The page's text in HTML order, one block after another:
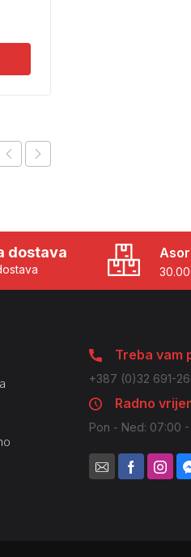
dostava
Treba vam
+387 (0)32 691-
Radno
Pon - Ned: 07:00 -